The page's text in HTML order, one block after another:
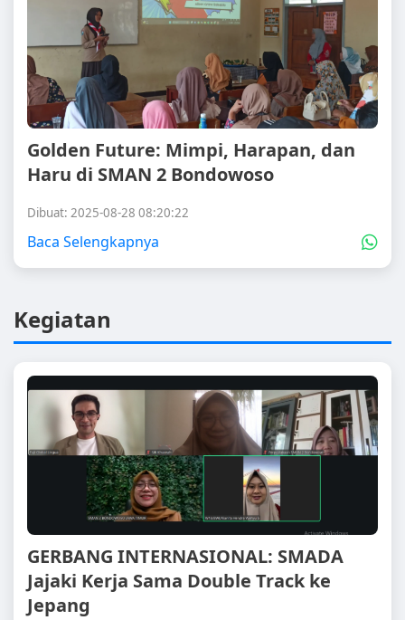
Golden Future: Mimpi, Harapan, dan
Haru di SMAN 2 Bondowoso
Dibuat: 2025-08-28 08:20:22
Baca Selengkapnya
Kegiatan
GERBANG INTERNASIONAL: SMADA
Jajaki Kerja Sama Double Track ke
Jepang